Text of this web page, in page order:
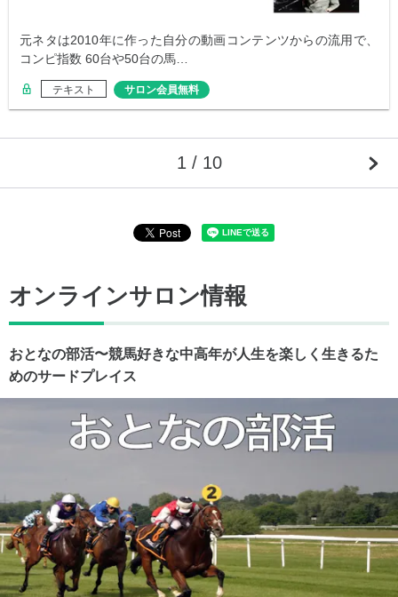
元ネタは2010年に作った自分の動画コンテンツからの流用で、
コンピ指数 60台や50台の馬…
テキスト サロン会員無料
1 / 10
オンラインサロン情報
おとなの部活〜競馬好きな中高年が人生を楽しく生きるた
めのサードプレイス